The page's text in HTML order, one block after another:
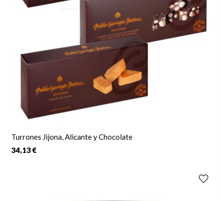
Turrones Jijona, Alicante y Chocolate
34,13 €